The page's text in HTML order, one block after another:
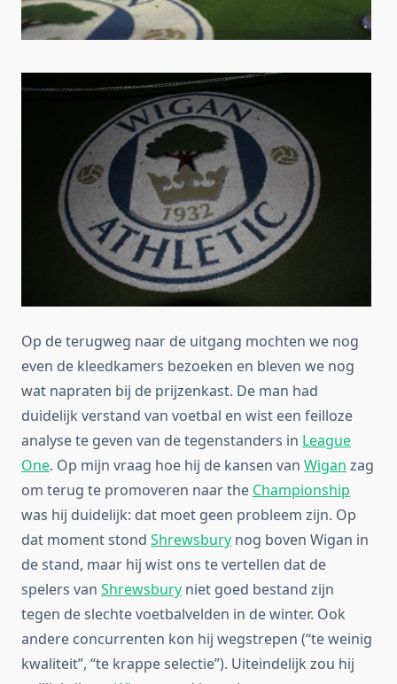
Op de terugweg naar de uitgang mochten we nog
even de kleedkamers bezoeken en bleven we nog
wat napraten bij de prijzenkast. De man had
duidelijk verstand van voetbal en wist een feilloze
analyse te geven van de tegenstanders in League
One. Op mijn vraag hoe hij de kansen van Wigan zag
om terug te promoveren naar the Championship
was hij duidelijk: dat moet geen probleem zijn. Op
dat moment stond Shrewsbury nog boven Wigan in
de stand, maar hij wist ons te vertellen dat de
spelers van Shrewsbury niet goed bestand zijn
tegen de slechte voetbalvelden in de winter. Ook
andere concurrenten kon hij wegstrepen (“te weinig
kwaliteit”, “te krappe selectie”). Uiteindelijk zou hij